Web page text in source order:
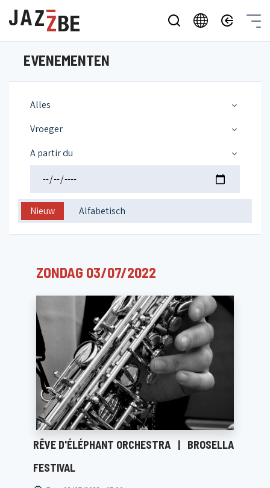
EVENEMENTEN
Alles
Vroeger
A partir du
Nieuw Alfabetisch
ZONDAG 03/07/2022
RÊVE D'ÉLÉPHANT ORCHESTRA | BROSELLA
FESTIVAL